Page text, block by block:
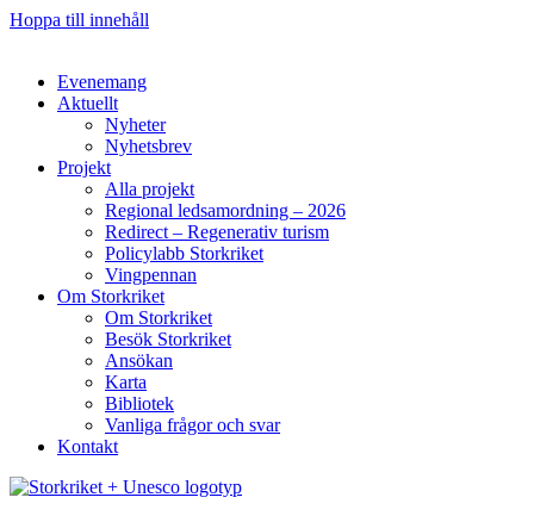
Hoppa till innehåll
Evenemang
Aktuellt
Nyheter
Nyhetsbrev
Projekt
Alla projekt
Regional ledsamordning – 2026
Redirect – Regenerativ turism
Policylabb Storkriket
Vingpennan
Om Storkriket
Om Storkriket
Besök Storkriket
Ansökan
Karta
Bibliotek
Vanliga frågor och svar
Kontakt